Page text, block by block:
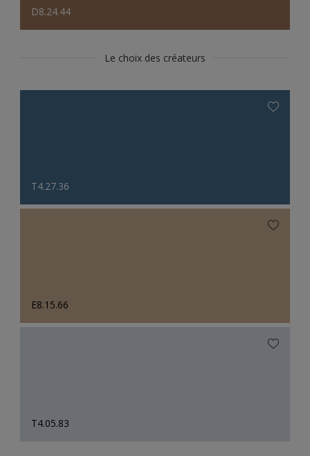
D8.24.44
Le choix des créateurs
T4.27.36
E8.15.66
T4.05.83